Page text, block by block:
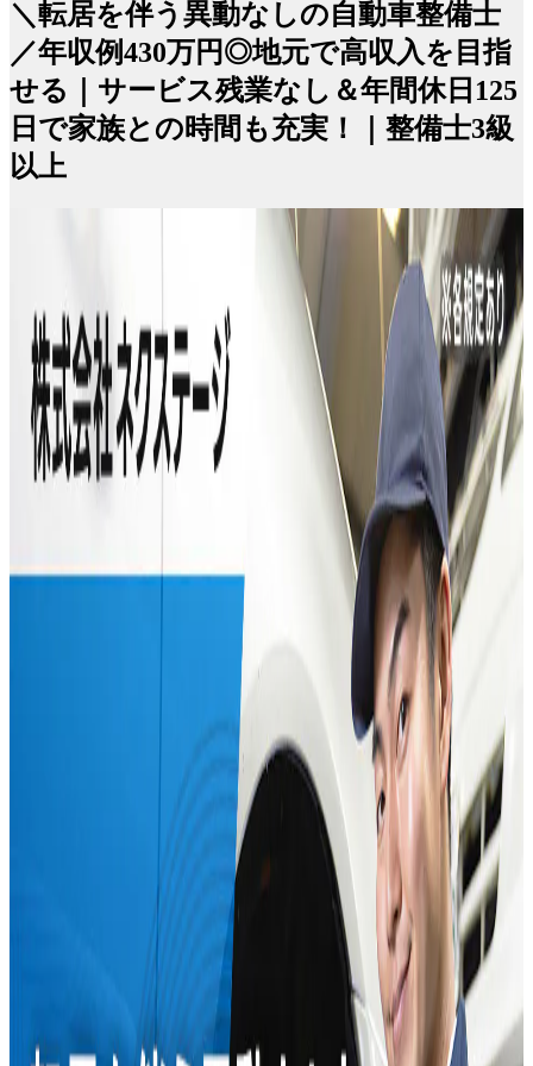
＼転居を伴う異動なしの自動車整備士
／年収例430万円◎地元で高収入を目指
せる｜サービス残業なし＆年間休日125
日で家族との時間も充実！｜整備士3級
以上